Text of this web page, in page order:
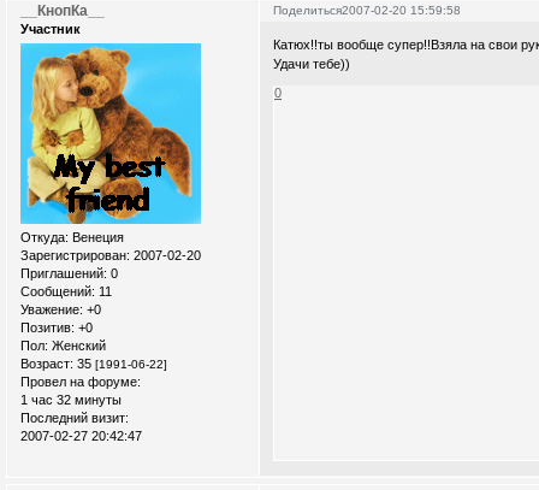
Поделиться2007-02-20 15:59:58
__КнопКа__
Участник
Откуда: Венеция
Зарегистрирован: 2007-02-20
Приглашений: 0
Сообщений: 11
Уважение: +0
Позитив: +0
Пол: Женский
Возраст: 35 [1991-06-22]
Провел на форуме:
1 час 32 минуты
Последний визит:
2007-02-27 20:42:47
Катюх!!ты вообще супер!!Взяла на свои
Удачи тебе))
0